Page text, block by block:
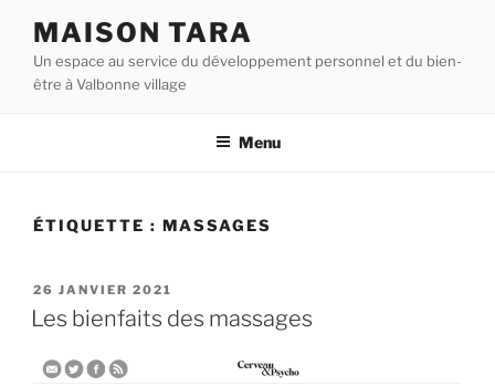
contenu
principal
MAISON TARA
Un espace au service du développement personnel et du bien-
être à Valbonne village
Menu
ÉTIQUETTE : MASSAGES
PUBLIÉ
LE
26 JANVIER 2021
Les bienfaits des massages